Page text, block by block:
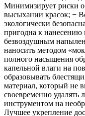
Минимизирует риски
высыхании красок; −
экологически
пригодна к
безвоздушным
наносить методом
полного насыщения
капельной влаги на
образовывать
материал, который не
своевременно удалять
инструментом на
Лучшее укрепление